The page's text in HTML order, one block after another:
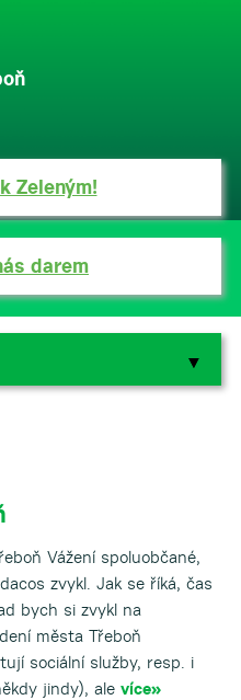
Zeleným!
darem
▼
▼
Vážení spoluobčané,
zvykl. Jak se říká, čas
bych si zvykl na
města Třeboň
sociální služby, resp. i
jindy), ale více»